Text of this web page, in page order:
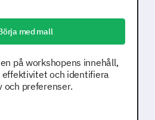
med mall
på workshopens innehåll,
och identifiera
och preferenser.